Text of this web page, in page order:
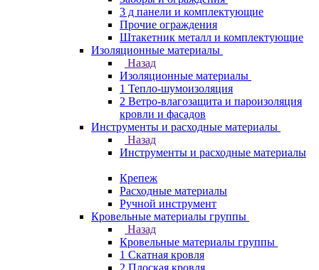
3 д панели и комплектующие
Прочие ограждения
Штакетник металл и комплектующие
Изоляционные материалы
Назад
Изоляционные материалы
1 Тепло-шумоизоляция
2 Ветро-влагозащита и пароизоляция
кровли и фасадов
Инструменты и расходные материалы
Назад
Инструменты и расходные материалы
Крепеж
Расходные материалы
Ручной инструмент
Кровельные материалы группы
Назад
Кровельные материалы группы
1 Скатная кровля
2 Плоская кровля